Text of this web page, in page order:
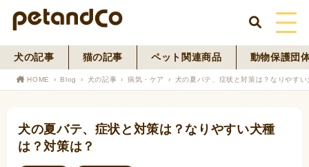
HOME
犬の記事 猫の記事 ペット関連商品 動物保護団
HOME Blog 犬の記事 病気・ケア 犬の夏バテ、症状と対策は？なりやす
犬の夏バテ、症状と対策は？なりやすい犬種
は？対策は？